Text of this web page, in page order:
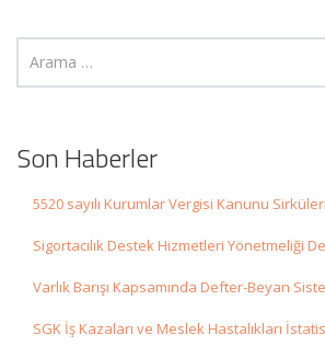
Son Haberler
5520 sayılı Kurumlar Vergisi Kanunu
Sigortacılık Destek Hizmetleri Yönetmeliği
Varlık Barışı Kapsamında Defter-Beyan
SGK İş Kazaları ve Meslek Hastalıkları